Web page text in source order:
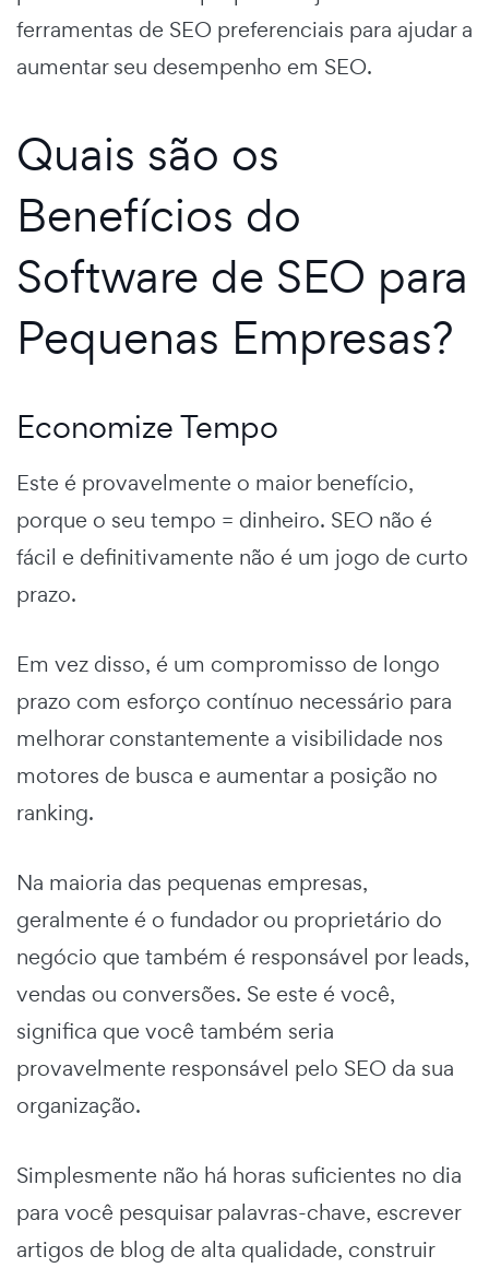
ferramentas de SEO preferenciais para ajudar a
aumentar seu desempenho em SEO.
Quais são os
Benefícios do
Software de SEO para
Pequenas Empresas?
Economize Tempo
Este é provavelmente o maior benefício,
porque o seu tempo = dinheiro. SEO não é
fácil e definitivamente não é um jogo de curto
prazo.
Em vez disso, é um compromisso de longo
prazo com esforço contínuo necessário para
melhorar constantemente a visibilidade nos
motores de busca e aumentar a posição no
ranking.
Na maioria das pequenas empresas,
geralmente é o fundador ou proprietário do
negócio que também é responsável por leads,
vendas ou conversões. Se este é você,
significa que você também seria
provavelmente responsável pelo SEO da sua
organização.
Simplesmente não há horas suficientes no dia
para você pesquisar palavras-chave, escrever
artigos de blog de alta qualidade, construir